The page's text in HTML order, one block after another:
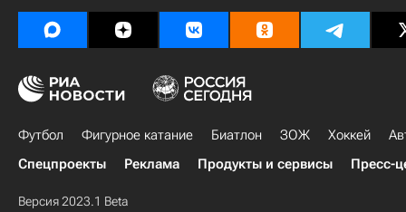
Футбол Фигурное катание Биатлон ЗОЖ Хоккей
Спецпроекты
Реклама Продукты и сервисы Пресс-
Версия 2023.1 Beta